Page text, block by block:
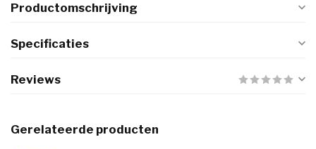
Productomschrijving
Specificaties
Reviews
Gerelateerde producten